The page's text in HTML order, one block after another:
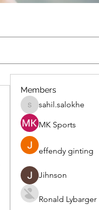
Members
sahil.salokhe
sahil.salokhe
MK Sports
effendy ginting
Jihnson
Ronald Lybarger